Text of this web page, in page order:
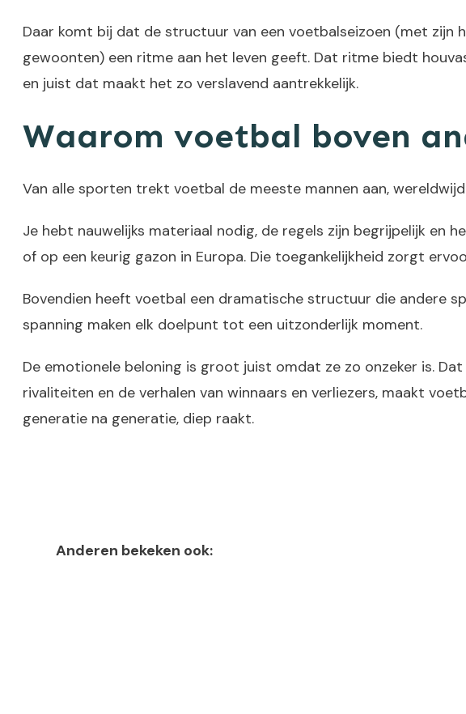
Daar komt bij dat de structuur van een voetbalseizoen (met
gewoonten) een ritme aan het leven geeft. Dat ritme biedt
en juist dat maakt het zo verslavend aantrekkelijk.
Waarom voetbal boven
Van alle sporten trekt voetbal de meeste mannen aan,
Je hebt nauwelijks materiaal nodig, de regels zijn begrijpelijk en
of op een keurig gazon in Europa. Die toegankelijkheid zorgt
Bovendien heeft voetbal een dramatische structuur die andere
spanning maken elk doelpunt tot een uitzonderlijk moment.
De emotionele beloning is groot juist omdat ze zo onzeker is.
rivaliteiten en de verhalen van winnaars en verliezers, maakt
generatie na generatie, diep raakt.
Anderen bekeken ook: